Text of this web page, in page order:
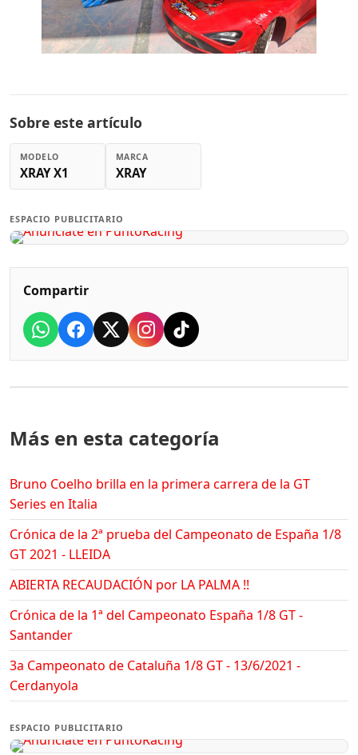
Sobre este artículo
MODELO
XRAY X1
MARCA
XRAY
ESPACIO PUBLICITARIO
Compartir
Más en esta categoría
Bruno Coelho brilla en la primera carrera de la GT
Series en Italia
Crónica de la 2ª prueba del Campeonato de España 1/8
GT 2021 - LLEIDA
ABIERTA RECAUDACIÓN por LA PALMA !!
Crónica de la 1ª del Campeonato España 1/8 GT -
Santander
3a Campeonato de Cataluña 1/8 GT - 13/6/2021 -
Cerdanyola
ESPACIO PUBLICITARIO